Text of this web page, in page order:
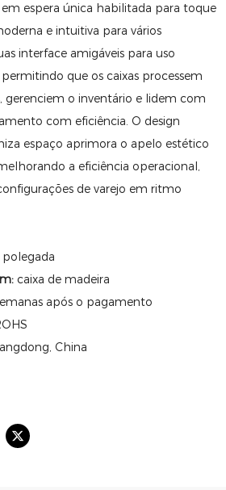
espera única habilitada para toque
e intuitiva para vários
interface amigáveis ​​para uso
que os caixas processem
gerenciem o inventário e lidem com
com eficiência. O design
espaço aprimora o apelo estético
a eficiência operacional,
de varejo em ritmo
polegada
caixa de madeira
após o pagamento
China